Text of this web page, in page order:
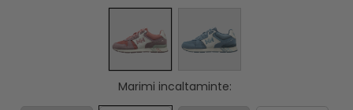
Marimi incaltaminte: